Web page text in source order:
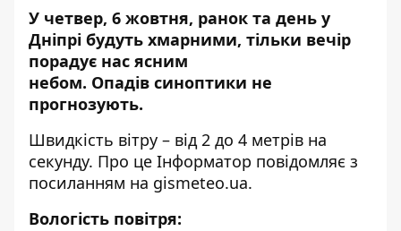
У четвер, 6 жовтня, ранок та день у
Дніпрі будуть хмарними, тільки вечір
порадує нас ясним
небом. Опадів синоптики не
прогнозують.
Швидкість вітру – від 2 до 4 метрів на
секунду. Про це Інформатор повідомляє з
посиланням на gismeteo.ua.
Вологість повітря: